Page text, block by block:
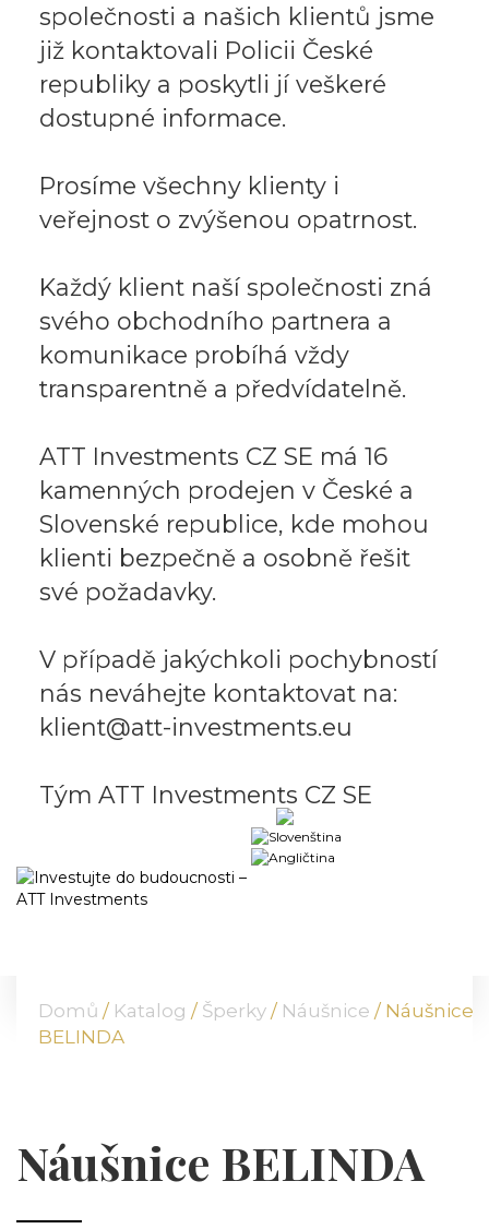
společnosti a našich klientů jsme
již kontaktovali Policii České
republiky a poskytli jí veškeré
dostupné informace.
Prosíme všechny klienty i
veřejnost o zvýšenou opatrnost.
Každý klient naší společnosti zná
svého obchodního partnera a
komunikace probíhá vždy
transparentně a předvídatelně.
ATT Investments CZ SE má 16
kamenných prodejen v České a
Slovenské republice, kde mohou
klienti bezpečně a osobně řešit
své požadavky.
V případě jakýchkoli pochybností
nás neváhejte kontaktovat na:
klient@att-investments.eu
Tým ATT Investments CZ SE
NABÍDKA
TVÁŘE ATT
MÉDIA
Domů / Katalog / Šperky / Náušnice / Náušnice
BELINDA
Náušnice BELINDA